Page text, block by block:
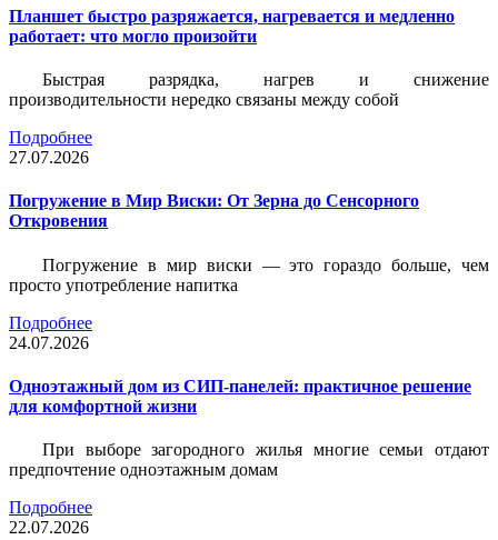
Планшет быстро разряжается, нагревается и медленно
работает: что могло произойти
Быстрая разрядка, нагрев и снижение
производительности нередко связаны между собой
Подробнее
27.07.2026
Погружение в Мир Виски: От Зерна до Сенсорного
Откровения
Погружение в мир виски — это гораздо больше, чем
просто употребление напитка
Подробнее
24.07.2026
Одноэтажный дом из СИП-панелей: практичное решение
для комфортной жизни
При выборе загородного жилья многие семьи отдают
предпочтение одноэтажным домам
Подробнее
22.07.2026